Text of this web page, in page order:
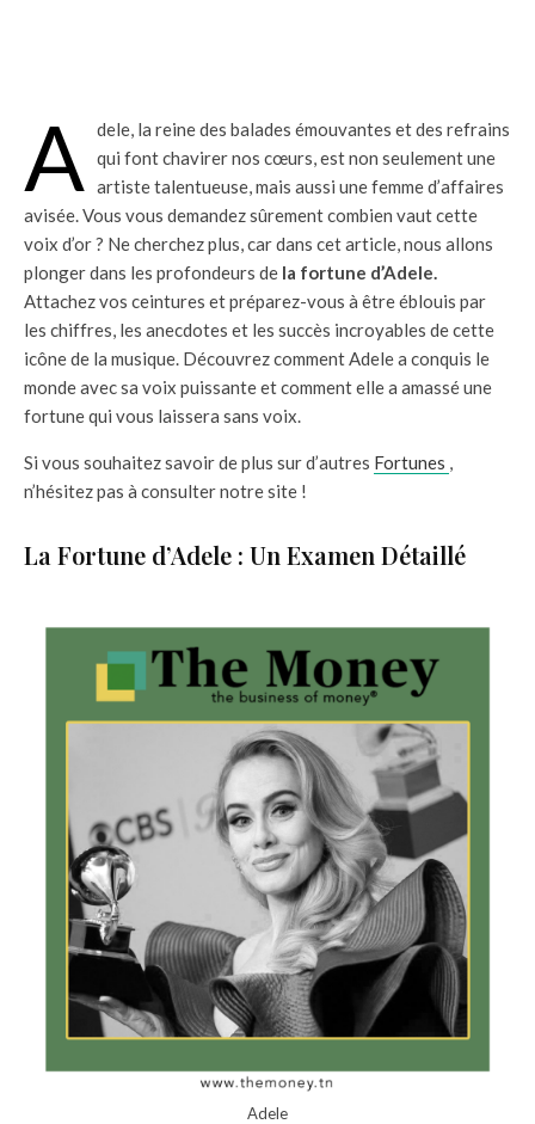
A
dele, la reine des balades émouvantes et des refrains
qui font chavirer nos cœurs, est non seulement une
artiste talentueuse, mais aussi une femme d’affaires
avisée. Vous vous demandez sûrement combien vaut cette
voix d’or ? Ne cherchez plus, car dans cet article, nous allons
plonger dans les profondeurs de la fortune d’Adele.
Attachez vos ceintures et préparez-vous à être éblouis par
les chiffres, les anecdotes et les succès incroyables de cette
icône de la musique. Découvrez comment Adele a conquis le
monde avec sa voix puissante et comment elle a amassé une
fortune qui vous laissera sans voix.
Si vous souhaitez savoir de plus sur d’autres Fortunes ,
n’hésitez pas à consulter notre site !
La Fortune d’Adele : Un Examen Détaillé
Adele